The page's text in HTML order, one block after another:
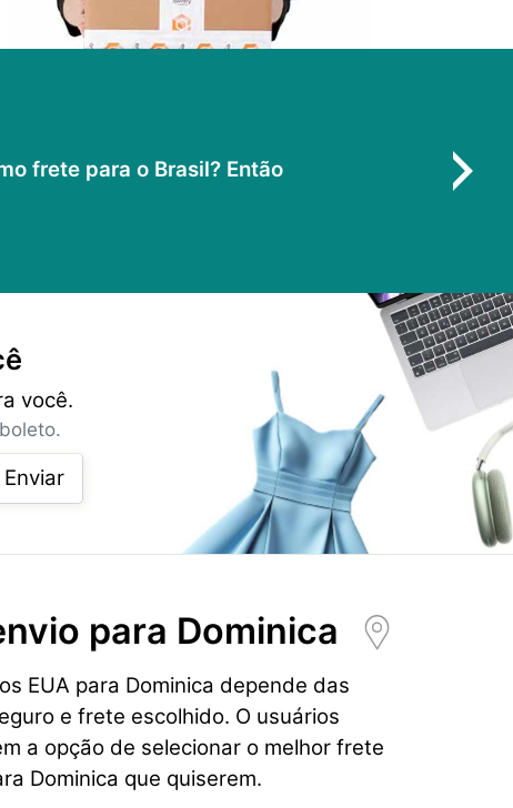
frete para o Brasil? Então
você.
Enviar
para Dominica
EUA para Dominica depende das
e frete escolhido. O usuários
a opção de selecionar o melhor frete
Dominica que quiserem.